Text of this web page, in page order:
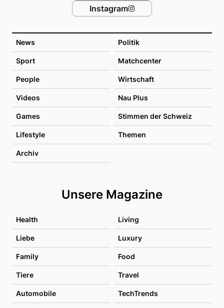
News Politik
Sport Matchcenter
People Wirtschaft
Videos Nau Plus
Games Stimmen der Schweiz
Lifestyle Themen
Archiv
Unsere Magazine
Health Living
Liebe Luxury
Family Food
Tiere Travel
Automobile TechTrends
Instagram